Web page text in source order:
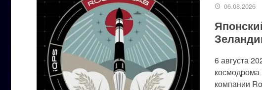
06.08.2026
6 августа
компании